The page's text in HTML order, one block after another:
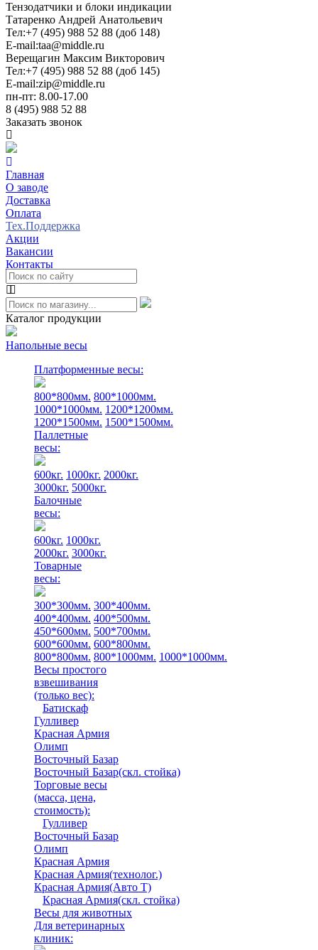
Тензодатчики и блоки индикации
Татаренко Андрей Анатольевич
Тел:+7 (495) 988 52 88 (доб 148)
E-mail:taa@middle.ru
Верещагин Максим Викторович
Тел:+7 (495) 988 52 88 (доб 145)
E-mail:zip@middle.ru
пн-пт: 8.00-17.00
8 (495) 988 52 88
Заказать звонок
Главная
О заводе
Доставка
Оплата
Тех.Поддержка
Акции
Вакансии
Контакты
Каталог продукции
Напольные весы
Платформенные весы:
800*800мм. 800*1000мм.
1000*1000мм. 1200*1200мм.
1200*1500мм. 1500*1500мм.
Паллетные
весы:
600кг. 1000кг. 2000кг.
3000кг. 5000кг.
Балочные
весы:
600кг. 1000кг.
2000кг. 3000кг.
Товарные
весы:
300*300мм. 300*400мм.
400*400мм. 400*500мм.
450*600мм. 500*700мм.
600*600мм. 600*800мм.
800*800мм. 800*1000мм. 1000*1000мм.
Весы простого
взвешивания
(только вес):
Батискаф
Гулливер
Красная Армия
Олимп
Восточный Базар
Восточный Базар(скл. стойка)
Торговые весы
(масса, цена,
стоимость):
Гулливер
Восточный Базар
Олимп
Красная Армия
Красная Армия(технолог.)
Красная Армия(Авто Т)
Красная Армия(скл. стойка)
Весы для животных
Для ветеринарных
клиник: